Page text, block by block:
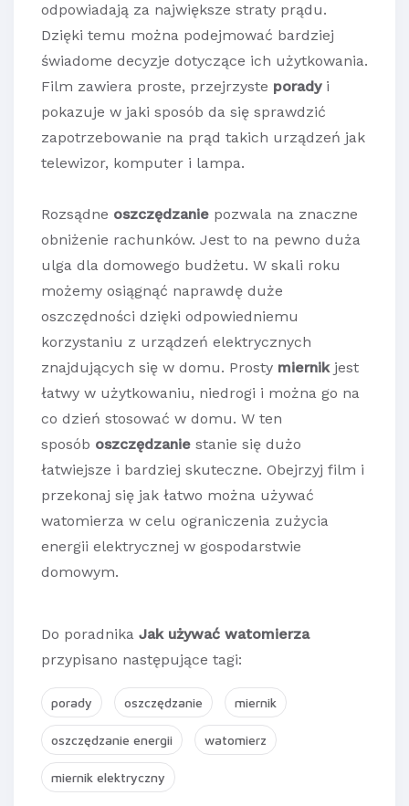
odpowiadają za największe straty prądu.
Dzięki temu można podejmować bardziej
świadome decyzje dotyczące ich użytkowania.
Film zawiera proste, przejrzyste poradyi
pokazuje w jaki sposób da się sprawdzić
zapotrzebowanie na prąd takich urządzeń jak
telewizor, komputer i lampa.
Rozsądne oszczędzanie pozwala na znaczne
obniżenie rachunków. Jest to na pewno duża
ulga dla domowego budżetu. W skali roku
możemy osiągnąć naprawdę duże
oszczędności dzięki odpowiedniemu
korzystaniu z urządzeń elektrycznych
znajdujących się w domu. Prosty miernikjest
łatwy w użytkowaniu, niedrogi i można go na
co dzień stosować w domu. W ten
sposób oszczędzanie stanie się dużo
łatwiejsze i bardziej skuteczne. Obejrzyj film i
przekonaj się jak łatwo można używać
watomierza w celu ograniczenia zużycia
energii elektrycznej w gospodarstwie
domowym.
Do poradnika Jak używać watomierza
przypisano następujące tagi:
porady oszczędzanie miernik
oszczędzanie energii watomierz
miernik elektryczny